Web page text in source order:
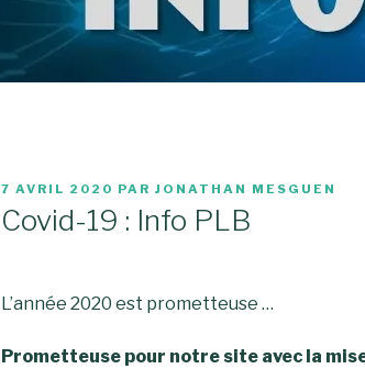
PUBLIÉ
7 AVRIL 2020 PAR JONATHAN MESGUEN
Covid-19 : Info PLB
L’année 2020 est prometteuse …
Prometteuse pour notre site avec la